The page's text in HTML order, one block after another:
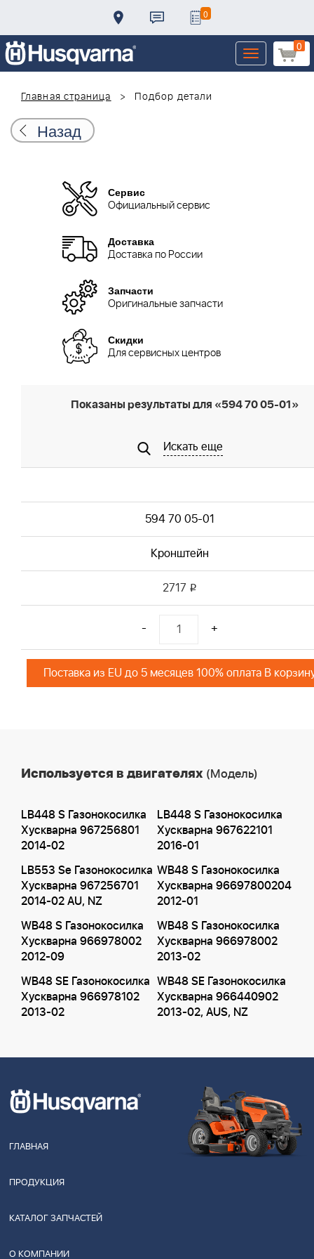
0
0
Toggle
navigation
Главная страница
Подбор детали
Назад
Сервис
Официальный сервис
Доставка
Доставка по России
Запчасти
Оригинальные запчасти
Скидки
Для сервисных центров
Показаны результаты для «594 70 05-01»
Искать еще
594 70 05-01
Кронштейн
2717 i
- +
Поставка из EU до 5 месяцев 100% оплата В
Используется в двигателях (Модель)
LB448 S Газонокосилка
Хускварна 967256801
2014-02
LB448 S Газонокосилка
Хускварна 967622101
2016-01
LB553 Se Газонокосилка
Хускварна 967256701
2014-02 AU, NZ
WB48 S Газонокосилка
Хускварна 96697800204
2012-01
WB48 S Газонокосилка
Хускварна 966978002
2012-09
WB48 S Газонокосилка
Хускварна 966978002
2013-02
WB48 SE Газонокосилка
Хускварна 966978102
2013-02
WB48 SE Газонокосилка
Хускварна 966440902
2013-02, AUS, NZ
ГЛАВНАЯ
ПРОДУКЦИЯ
КАТАЛОГ ЗАПЧАСТЕЙ
О КОМПАНИИ